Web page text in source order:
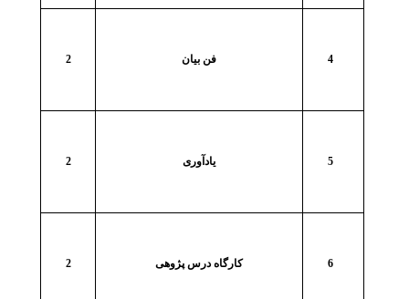
فن بیان 2
یادآوری 2
کارگاه درس پژوهی 2